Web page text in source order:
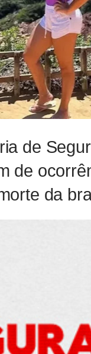
de
de
da